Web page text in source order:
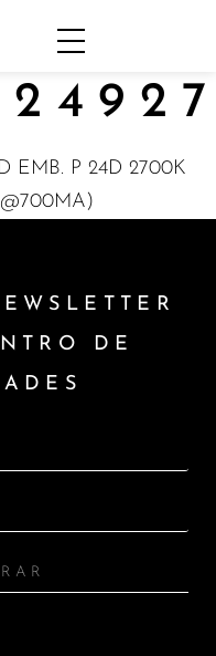
EMB. P 24D 2700K
DE